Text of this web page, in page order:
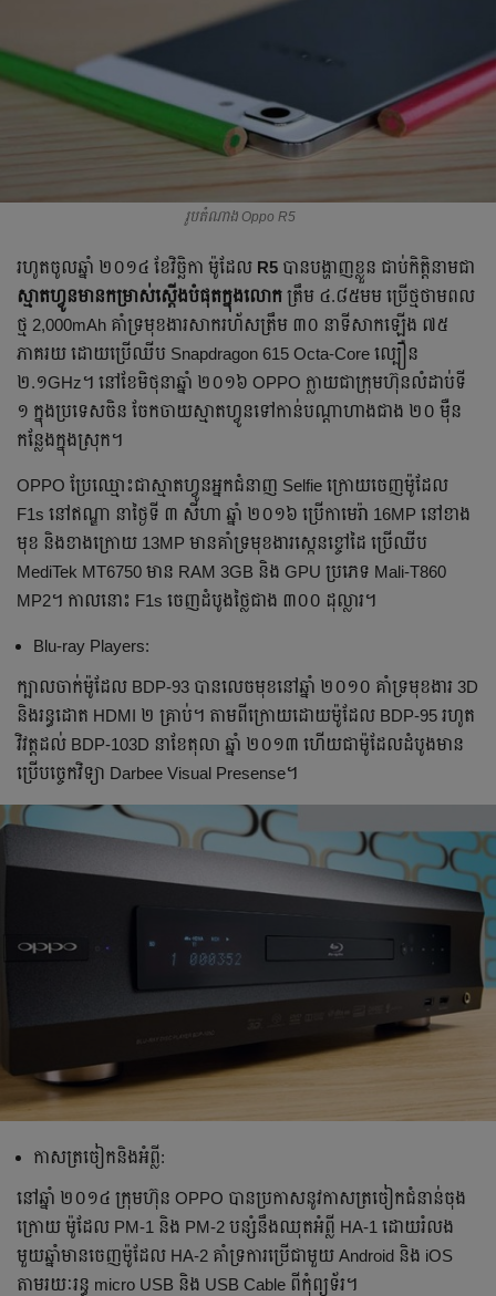
រូបតំណាង Oppo R5
រហូត​ចូល​ឆ្នាំ ២០១៤ ខែ​វិច្ឆិកា ម៉ូដែល R5 បាន​បង្ហាញ​ខ្លួន ជាប់​កិត្តិនាម​ជា​
ស្មាតហ្វូន​មាន​កម្រាស់​ស្តើង​បំផុត​ក្នុង​លោក ត្រឹម ៤.៨៥មម ប្រើ​ថ្ម​ថាមពល​
ថ្ម 2,000mAh គាំទ្រ​មុខងារ​សាក​រហ័ស​ត្រឹម ៣០ នាទី​សាក​ឡើង ៧៥
ភាគរយ ដោយ​ប្រើ​ឈីប Snapdragon 615 Octa-Core ល្បឿន
២.១GHz។ នៅ​ខែ​មិថុនា​ឆ្នាំ ២០១៦ OPPO ក្លាយ​ជា​ក្រុមហ៊ុន​លំដាប់​ទី
១ ក្នុង​ប្រទេស​ចិន ចែកចាយ​ស្មាតហ្វូន​ទៅ​កាន់​បណ្តា​ហាង​ជាង ២០ មុឺន​
កន្លែង​ក្នុង​ស្រុក។
OPPO ប្រែ​ឈ្មោះ​ជា​ស្មាតហ្វូន​អ្នក​ជំនាញ Selfie ក្រោយ​ចេញ​ម៉ូដែល
F1s នៅ​ឥណ្ឌា នា​ថ្ងៃ​ទី ៣ សីហា ឆ្នាំ ២០១៦ ប្រើ​កាមេរ៉ា 16MP នៅ​ខាង​
មុខ និង​ខាង​ក្រោយ 13MP មាន​គាំទ្រ​មុខងារ​ស្កេន​ខ្ចៅ​ដៃ ប្រើ​ឈីប
MediTek MT6750 មាន RAM 3GB និង GPU ប្រភេទ Mali-T860
MP2។​ កាល​នោះ F1s ចេញ​ដំបូង​ថ្លៃ​ជាង ៣០០ ដុល្លារ។
Blu-ray Players:
​​​​​ក្បាល​ចាក់​ម៉ូដែល BDP-93 បាន​លេច​មុខ​នៅ​ឆ្នាំ ២០១០ គាំទ្រ​មុខងារ 3D
និង​រន្ធ​ដោត HDMI ២ គ្រាប់។ តាម​ពី​ក្រោយ​ដោយ​ម៉ូដែល BDP-95 រហូត​
វិវត្ត​ដល់​ BDP-103D នា​ខែ​តុលា ឆ្នាំ ២០១៣ ហើយ​ជា​ម៉ូដែល​ដំបូង​មាន​
ប្រើ​បច្ចេកវិទ្យា Darbee Visual Presense។​
កាស​ត្រចៀក​និង​អំព្លី:
នៅ​ឆ្នាំ ២០១៤ ក្រុមហ៊ុន OPPO បាន​ប្រកាស​នូវ​កាស​ត្រចៀក​ជំនាន់​ចុង​
ក្រោយ ម៉ូដែល PM-1 និង PM-2 បន្សំ​នឹង​ឈុត​អំព្លី HA-1 ដោយ​រំលង​
មួយ​ឆ្នាំ​មាន​ចេញ​ម៉ូដែល HA-2 គាំទ្រ​ការ​ប្រើ​ជាមួយ Android និង iOS
តាម​រយៈ​រន្ធ micro USB និង USB Cable ពី​កុំព្យូទ័រ។